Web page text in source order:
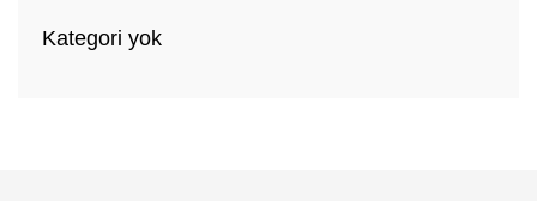
Kategori yok